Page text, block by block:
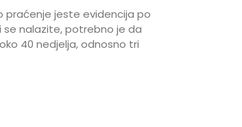
praćenje jeste evidencija po
se nalazite, potrebno je da
40 nedjelja, odnosno tri